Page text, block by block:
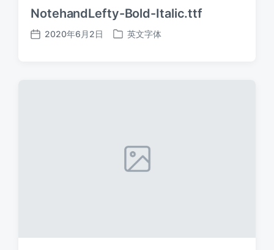
NotehandLefty-Bold-Italic.ttf
发
2020年6月2日
发
英文字体